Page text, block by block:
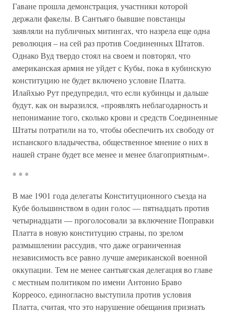
Гаване прошла демонстрация, участники которой
держали факелы. В Сантьяго бывшие повстанцы
заявляли на публичных митингах, что назрела еще одна
революция – на сей раз против Соединенных Штатов.
Однако Вуд твердо стоял на своем и повторял, что
американская армия не уйдет с Кубы, пока в кубинскую
конституцию не будет включено условие Платта.
Илайхью Рут предупредил, что если кубинцы и дальше
будут, как он выразился, «проявлять неблагодарность и
непонимание того, сколько крови и средств Соединенные
Штаты потратили на то, чтобы обеспечить их свободу от
испанского владычества, общественное мнение о них в
нашей стране будет все менее и менее благоприятным».
* * *
В мае 1901 года делегаты Конституционного съезда на
Кубе большинством в один голос — пятнадцать против
четырнадцати — проголосовали за включение Поправки
Платта в новую конституцию страны, по зрелом
размышлении рассудив, что даже ограниченная
независимость все равно лучше американской военной
оккупации. Тем не менее сантьягская делегация во главе
с местным политиком по имени Антонио Браво
Корреосо, единогласно выступила против условия
Платта, считая, что это нарушение обещания признать